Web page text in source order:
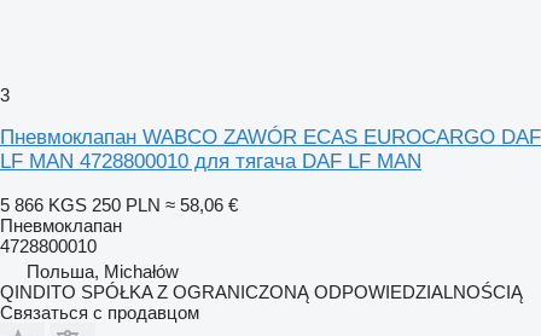
3
Пневмоклапан WABCO ZAWÓR ECAS EUROCARGO DAF
LF MAN 4728800010 для тягача DAF LF MAN
5 866 KGS 250 PLN ≈ 58,06 €
Пневмоклапан
4728800010
Польша, Michałów
QINDITO SPÓŁKA Z OGRANICZONĄ ODPOWIEDZIALNOŚCIĄ
Связаться с продавцом